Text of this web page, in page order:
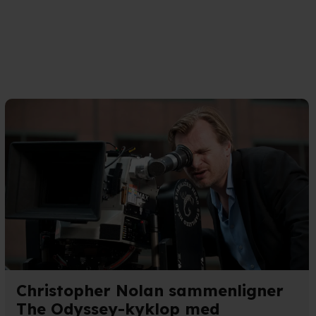
Christopher Nolan sammenligner
The Odyssey-kyklop med